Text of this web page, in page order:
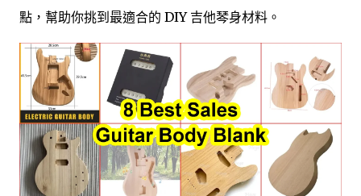
點，幫助你挑到最適合的 DIY 吉他琴身材料。